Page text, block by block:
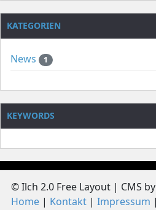
KATEGORIEN
News 1
KEYWORDS
© Ilch 2.0 Free Layout | CMS by
Home
Kontakt Impressum